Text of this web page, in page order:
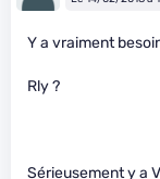
Y a vraiment
Rly ?
Sérieusement y a